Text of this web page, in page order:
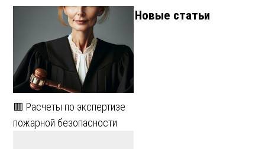
🟥 Расчеты по экспертизе
пожарной безопасности
Новые статьи